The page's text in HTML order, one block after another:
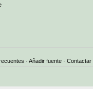
· Añadir fuente · Contactar